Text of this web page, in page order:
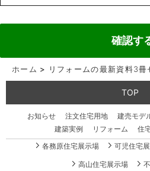
ホーム > リフォームの最新資料3
TOP
お知らせ 注文住宅用地 建売モデ
建築実例
リフォーム 住
各務原住宅展示場
可児住宅
高山住宅展示場